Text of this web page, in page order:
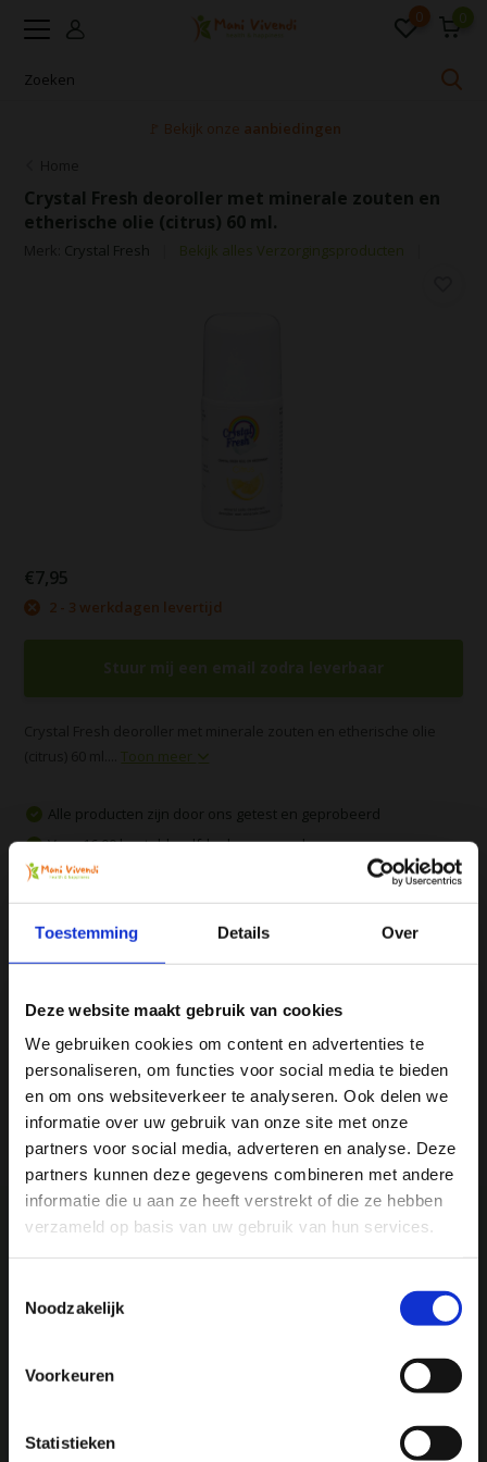
Toestemming Details Over
Deze website maakt gebruik van cookies
We gebruiken cookies om content en advertenties te
personaliseren, om functies voor social media te bieden
en om ons websiteverkeer te analyseren. Ook delen we
informatie over uw gebruik van onze site met onze
partners voor social media, adverteren en analyse. Deze
partners kunnen deze gegevens combineren met andere
informatie die u aan ze heeft verstrekt of die ze hebben
verzameld op basis van uw gebruik van hun services.
Noodzakelijk
Voorkeuren
Statistieken
0 0
🚩 Bekijk onze aanbiedingen
Crystal Fresh deoroller met minerale zouten en
etherische olie (citrus) 60 ml.
Crystal Fresh Bekijk alles Verzorgingsproducten
€7,95
2 - 3 werkdagen levertijd
Stuur mij een email zodra leverbaar
(citrus) 60 ml....Toon meer
Alle producten zijn door ons getest en geprobeerd
Voor 16:00 besteld, zelfde dag verzonden
Gratis verzending vanaf € 75
Productomschrijving
Reviews
Delen
Mani Vivendi gezondheidsproducten: Net dat
bevorderen en klachten helpen voorkomen.
Ja, ik wil 5% korting op mijn
volgende bestelling!
Ontvang direct 5% kortingop je volgende aankoop en
profiteer maandelijks van hoge kortingen door je te
abonneren op onze leuke nieuwsbrief! 😀
ons? Stuur een e-mail naar
en je